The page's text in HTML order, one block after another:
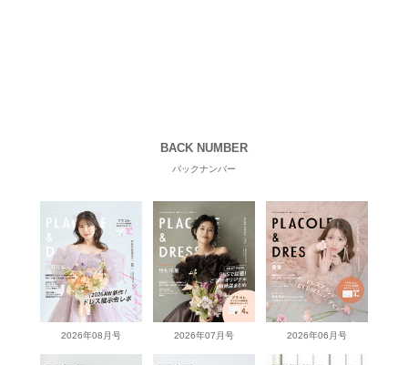
BACK NUMBER
バックナンバー
2026年08月号 2026年07月号 2026年06月号